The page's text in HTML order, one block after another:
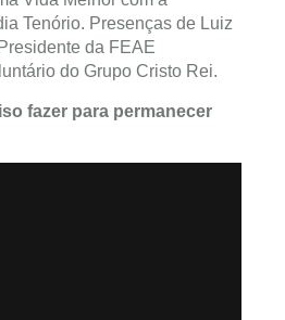
Tenório. Presenças de Luiz
da FEAE
do Grupo Cristo Rei.
fazer para permanecer